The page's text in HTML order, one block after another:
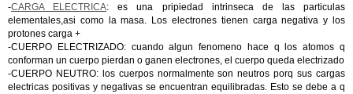
-CARGA ELECTRICA: es una pripiedad intrinseca de las particulas
elementales,asi como la masa. Los electrones tienen carga negativa y los
protones carga +
-CUERPO ELECTRIZADO: cuando algun fenomeno hace q los atomos q
conforman un cuerpo pierdan o ganen electrones, el cuerpo queda electrizado
-CUERPO NEUTRO: los cuerpos normalmente son neutros porq sus cargas
electricas positivas y negativas se encuentran equilibradas. Esto se debe a q